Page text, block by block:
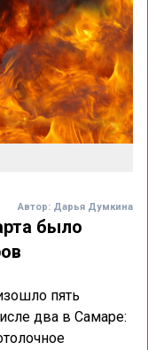
Автор: Дарья Думкина
было
пять
два в Самаре: